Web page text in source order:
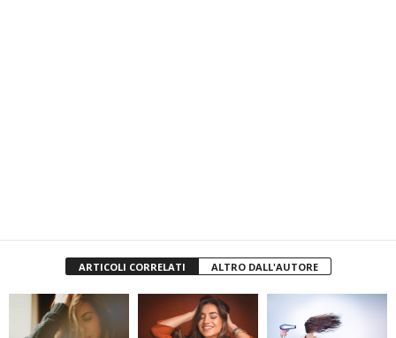
ARTICOLI CORRELATI ALTRO DALL'AUTORE